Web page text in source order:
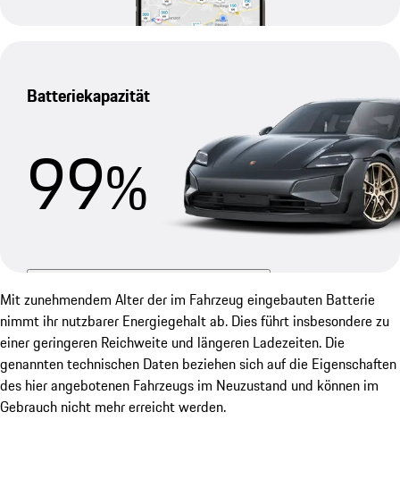
Batteriekapazität
99%
Die ermittelte Kapazität dieser
Hochvoltbatterie liegt bei 99 %
Ermittlungsmethode
Ermittlung ohne
Mit zunehmendem Alter der im Fahrzeug eingebauten Batterie
nimmt ihr nutzbarer Energiegehalt ab. Dies führt insbesondere zu
einer geringeren Reichweite und längeren Ladezeiten. Die
genannten technischen Daten beziehen sich auf die Eigenschaften
des hier angebotenen Fahrzeugs im Neuzustand und können im
Gebrauch nicht mehr erreicht werden.